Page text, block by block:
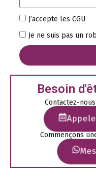
J’accepte les CGU
Je ne suis pas un
Besoin
Contactez-
Commençons